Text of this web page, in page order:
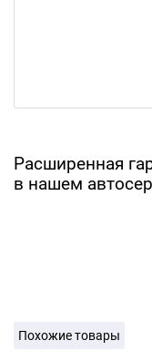
Расширенная
в нашем
Похожие товары